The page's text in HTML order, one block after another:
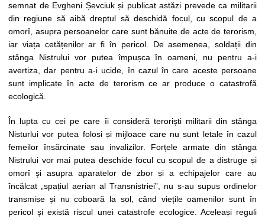
semnat de Evgheni Șevciuk și publicat astăzi prevede ca militarii
din regiune să aibă dreptul să deschidă focul, cu scopul de a
omorî, asupra persoanelor care sunt bănuite de acte de terorism,
iar viața cetățenilor ar fi în pericol. De asemenea, soldații din
stânga Nistrului vor putea împușca în oameni, nu pentru a-i
avertiza, dar pentru a-i ucide, în cazul în care aceste persoane
sunt implicate în acte de terorism ce ar produce o catastrofă
ecologică.
În lupta cu cei pe care îi consideră teroriști militarii din stânga
Nisturlui vor putea folosi și mijloace care nu sunt letale în cazul
femeilor însărcinate sau invalizilor. Forțele armate din stânga
Nistrului vor mai putea deschide focul cu scopul de a distruge și
omorî și asupra aparatelor de zbor și a echipajelor care au
încălcat „spațiul aerian al Transnistriei”, nu s-au supus ordinelor
transmise și nu coboară la sol, când viețile oamenilor sunt în
pericol și există riscul unei catastrofe ecologice. Aceleași reguli